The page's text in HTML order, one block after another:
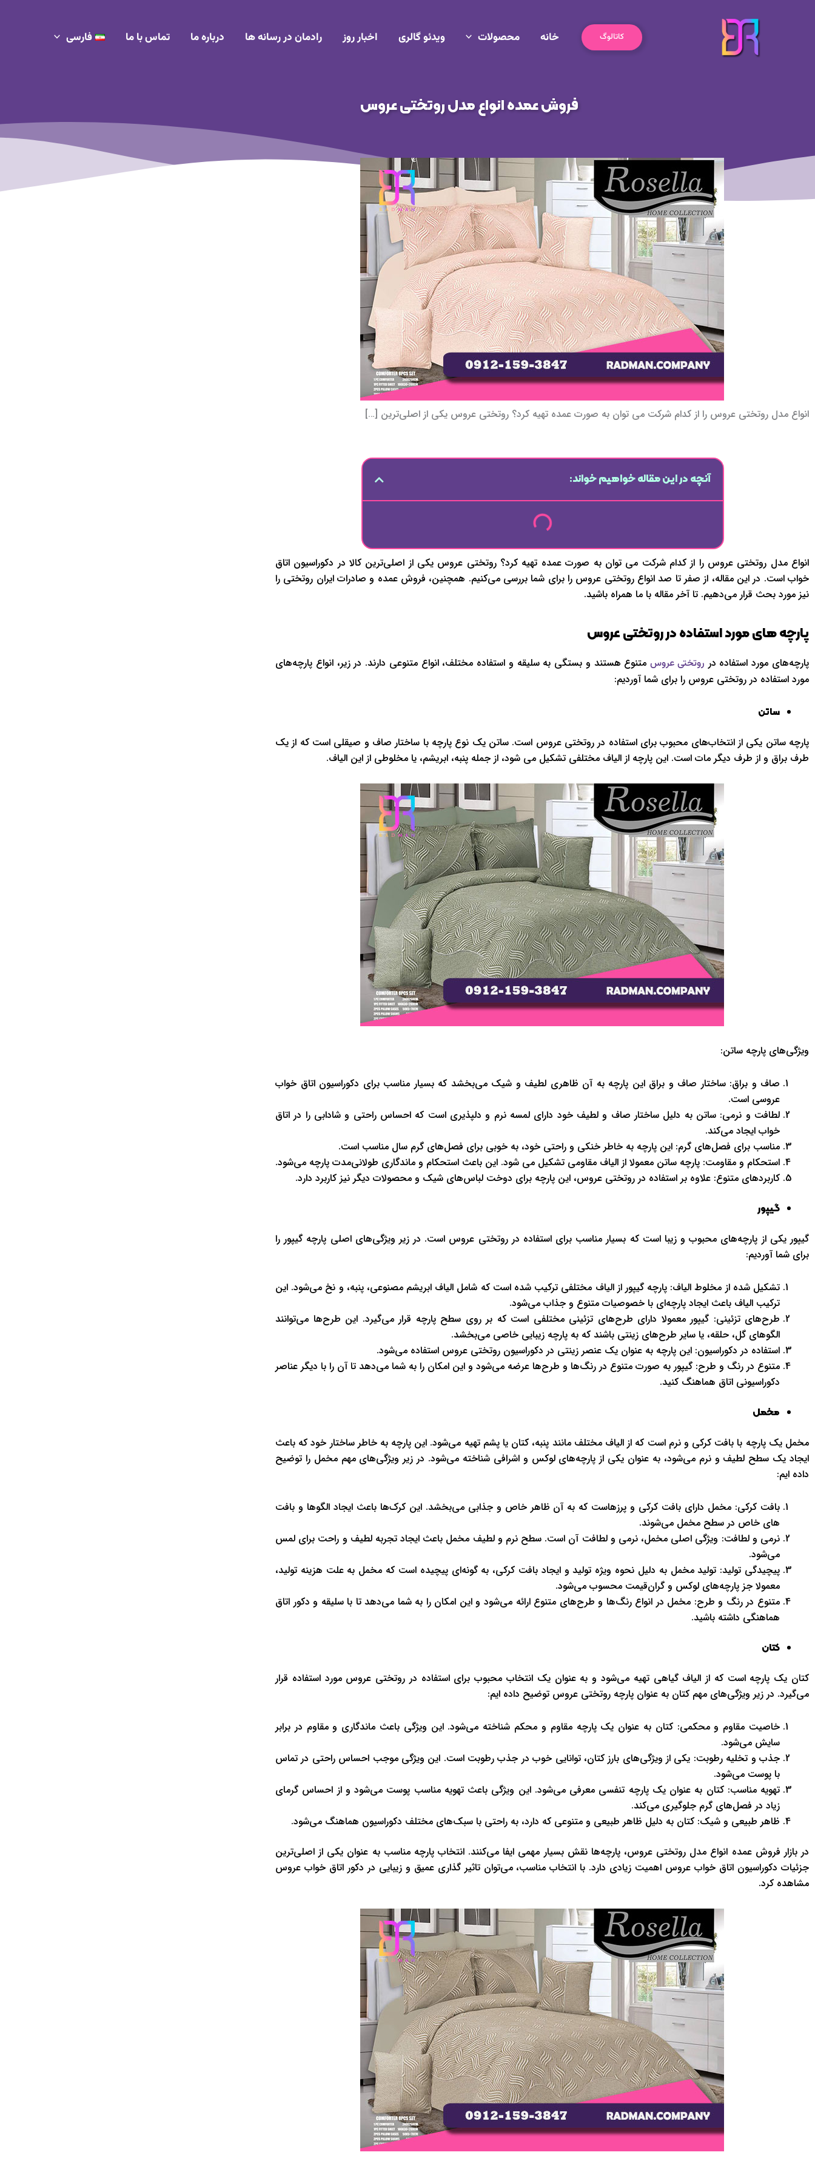
کاتالوگ خانه محصولات ویدئو گالری اخبار روز رادمان در رسانه ها درباره ما تماس با ما فارسی
فروش عمده انواع مدل روتختی عروس
انواع مدل روتختی عروس را از کدام شرکت می توان به صورت عمده تهیه کرد؟ روتختی عروس یکی از اصلی‌ترین […]
آنچه در این مقاله خواهیم خواند:
انواع مدل روتختی عروس را از کدام شرکت می توان به صورت عمده تهیه کرد؟ روتختی عروس یکی از اصلی‌ترین کالا در دکوراسیون اتاق
خواب است. در این مقاله، از صفر تا صد انواع روتختی عروس را برای شما بررسی می‌کنیم. همچنین، فروش عمده و صادرات ایران روتختی را
نیز مورد بحث قرار می‌دهیم. تا آخر مقاله با ما همراه باشید.
پارچه های مورد استفاده در روتختی عروس
پارچه‌های مورد استفاده در روتختی عروسمتنوع هستند و بستگی به سلیقه و استفاده مختلف، انواع متنوعی دارند. در زیر، انواع پارچه‌های
مورد استفاده در روتختی عروس را برای شما آوردیم:
ساتن
پارچه ساتن یکی از انتخاب‌های محبوب برای استفاده در روتختی عروس است. ساتن یک نوع پارچه با ساختار صاف و صیقلی است که از یک
طرف براق و از طرف دیگر مات است. این پارچه از الیاف مختلفی تشکیل می شود، از جمله پنبه، ابریشم، یا مخلوطی از این الیاف.
ویژگی‌های پارچه ساتن:
صاف و براق: ساختار صاف و براق این پارچه به آن ظاهری لطیف و شیک می‌بخشد که بسیار مناسب برای دکوراسیون اتاق خواب
عروسی است.
لطافت و نرمی: ساتن به دلیل ساختار صاف و لطیف خود دارای لمسه نرم و دلپذیری است که احساس راحتی و شادابی را در اتاق
خواب ایجاد می‌کند.
مناسب برای فصل‌های گرم: این پارچه به خاطر خنکی و راحتی خود، به خوبی برای فصل‌های گرم سال مناسب است.
استحکام و مقاومت: پارچه ساتن معمولا از الیاف مقاومی تشکیل می شود. این باعث استحکام و ماندگاری طولانی‌مدت پارچه می‌شود.
کاربردهای متنوع: علاوه بر استفاده در روتختی عروس، این پارچه برای دوخت لباس‌های شیک و محصولات دیگر نیز کاربرد دارد.
گیپور
گیپور یکی از پارچه‌های محبوب و زیبا است که بسیار مناسب برای استفاده در روتختی عروس است. در زیر ویژگی‌های اصلی پارچه گیپور را
برای شما آوردیم:
تشکیل شده از مخلوط الیاف: پارچه گیپور از الیاف مختلفی ترکیب شده است که شامل الیاف ابریشم مصنوعی، پنبه، و نخ می‌شود. این
ترکیب الیاف باعث ایجاد پارچه‌ای با خصوصیات متنوع و جذاب می‌شود.
طرح‌های تزئینی: گیپور معمولا دارای طرح‌های تزئینی مختلفی است که بر روی سطح پارچه قرار می‌گیرد. این طرح‌ها می‌توانند
الگوهای گل، حلقه، یا سایر طرح‌های زینتی باشند که به پارچه زیبایی خاصی می‌بخشد.
استفاده در دکوراسیون: این پارچه به عنوان یک عنصر زینتی در دکوراسیون روتختی عروس استفاده می‌شود.
متنوع در رنگ و طرح: گیپور به صورت متنوع در رنگ‌ها و طرح‌ها عرضه می‌شود و این امکان را به شما می‌دهد تا آن را با دیگر عناصر
دکوراسیونی اتاق هماهنگ کنید.
مخمل
مخمل یک پارچه با بافت کرکی و نرم است که از الیاف مختلف مانند پنبه، کتان یا پشم تهیه می‌شود. این پارچه به خاطر ساختار خود که باعث
ایجاد یک سطح لطیف و نرم می‌شود، به عنوان یکی از پارچه‌های لوکس و اشرافی شناخته می‌شود. در زیر ویژگی‌های مهم مخمل را توضیح
داده ایم:
بافت کرکی: مخمل دارای بافت کرکی و پرزهاست که به آن ظاهر خاص و جذابی می‌بخشد. این کرک‌ها باعث ایجاد الگوها و بافت
های خاص در سطح مخمل می‌شوند.
نرمی و لطافت: ویژگی اصلی مخمل، نرمی و لطافت آن است. سطح نرم و لطیف مخمل باعث ایجاد تجربه لطیف و راحت برای لمس
می‌شود.
پیچیدگی تولید: تولید مخمل به دلیل نحوه ویژه تولید و ایجاد بافت کرکی، به گونه‌ای پیچیده است که مخمل به علت هزینه تولید،
معمولا جز پارچه‌های لوکس و گران‌قیمت محسوب می‌شود.
متنوع در رنگ و طرح: مخمل در انواع رنگ‌ها و طرح‌های متنوع ارائه می‌شود و این امکان را به شما می‌دهد تا با سلیقه و دکور اتاق
هماهنگی داشته باشید.
کتان
کتان یک پارچه است که از الیاف گیاهی تهیه می‌شود و به عنوان یک انتخاب محبوب برای استفاده در روتختی عروس مورد استفاده قرار
می‌گیرد. در زیر ویژگی‌های مهم کتان به عنوان پارچه روتختی عروس توضیح داده ایم:
خاصیت مقاوم و محکمی: کتان به عنوان یک پارچه مقاوم و محکم شناخته می‌شود. این ویژگی باعث ماندگاری و مقاوم در برابر
سایش می‌شود.
جذب و تخلیه رطوبت: یکی از ویژگی‌های بارز کتان، توانایی خوب در جذب رطوبت است. این ویژگی موجب احساس راحتی در تماس
با پوست می‌شود.
تهویه مناسب: کتان به عنوان یک پارچه تنفسی معرفی می‌شود. این ویژگی باعث تهویه مناسب پوست می‌شود و از احساس گرمای
زیاد در فصل‌های گرم جلوگیری می‌کند.
ظاهر طبیعی و شیک: کتان به دلیل ظاهر طبیعی و متنوعی که دارد، به راحتی با سبک‌های مختلف دکوراسیون هماهنگ می‌شود.
در بازار فروش عمده انواع مدل روتختی عروس، پارچه‌ها نقش بسیار مهمی ایفا می‌کنند. انتخاب پارچه مناسب به عنوان یکی از اصلی‌ترین
جزئیات دکوراسیون اتاق خواب عروس اهمیت زیادی دارد. با انتخاب مناسب، می‌توان تاثیر گذاری عمیق و زیبایی در دکور اتاق خواب عروس
مشاهده کرد.